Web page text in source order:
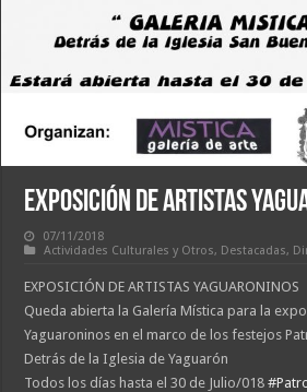
EXPOSICIÓN DE ARTISTAS
07/11/2018
Actividades Culturales y Otros, Destacadas,
EXPOSICIÓN DE ARTISTAS YAGUARONINOS
Queda abierta la Galería Mística para la
Yaguaroninos en el marco de los festejos
Detrás de la Iglesia de Yaguarón
Todos los días hasta el 30 de Julio/018#